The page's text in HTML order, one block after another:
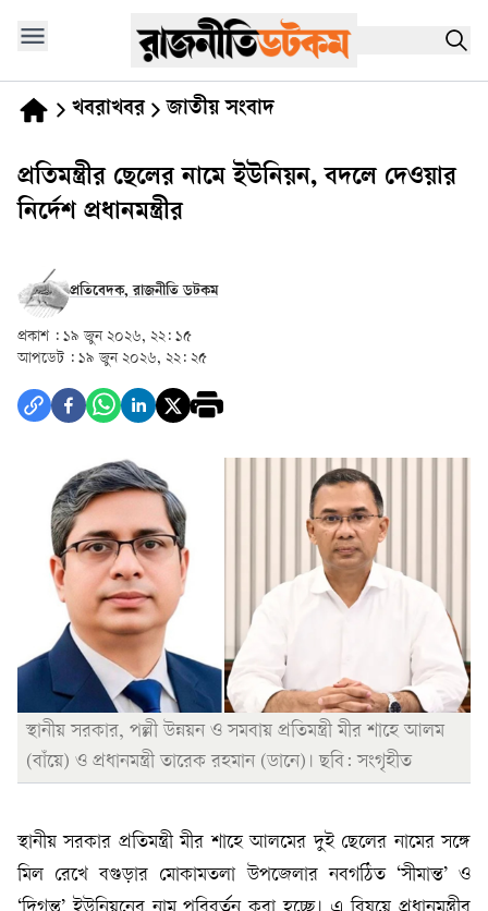
খবরাখবর জাতীয় সংবাদ
প্রতিমন্ত্রীর ছেলের নামে ইউনিয়ন, বদলে দেওয়ার
নির্দেশ প্রধানমন্ত্রীর
প্রতিবেদক, রাজনীতি ডটকম
প্রকাশ : ১৯ জুন ২০২৬, ২২: ১৫
আপডেট : ১৯ জুন ২০২৬, ২২: ২৫
স্থানীয় সরকার, পল্লী উন্নয়ন ও সমবায় প্রতিমন্ত্রী মীর শাহে আলম
(বাঁয়ে) ও প্রধানমন্ত্রী তারেক রহমান (ডানে)। ছবি: সংগৃহীত
স্থানীয় সরকার প্রতিমন্ত্রী মীর শাহে আলমের দুই ছেলের নামের সঙ্গে
মিল রেখে বগুড়ার মোকামতলা উপজেলার নবগঠিত ‘সীমান্ত’ ও